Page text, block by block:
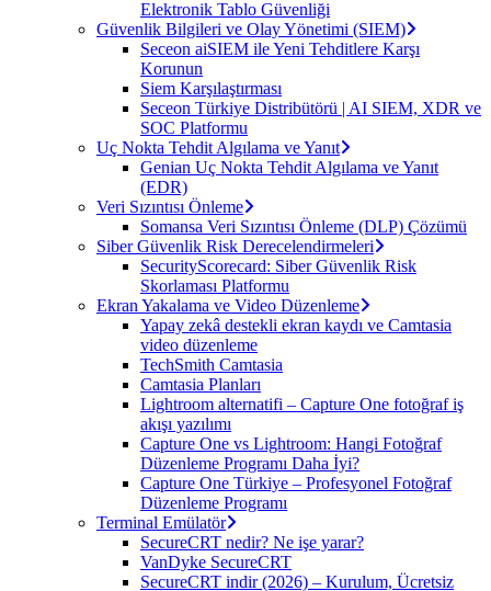
Elektronik Tablo Güvenliği
Güvenlik Bilgileri ve Olay Yönetimi (SIEM)
Seceon aiSIEM ile Yeni Tehditlere Karşı
Korunun
Siem Karşılaştırması
Seceon Türkiye Distribütörü | AI SIEM, XDR ve
SOC Platformu
Uç Nokta Tehdit Algılama ve Yanıt
Genian Uç Nokta Tehdit Algılama ve Yanıt
(EDR)
Veri Sızıntısı Önleme
Somansa Veri Sızıntısı Önleme (DLP) Çözümü
Siber Güvenlik Risk Derecelendirmeleri
SecurityScorecard: Siber Güvenlik Risk
Skorlaması Platformu
Ekran Yakalama ve Video Düzenleme
Yapay zekâ destekli ekran kaydı ve Camtasia
video düzenleme
TechSmith Camtasia
Camtasia Planları
Lightroom alternatifi – Capture One fotoğraf iş
akışı yazılımı
Capture One vs Lightroom: Hangi Fotoğraf
Düzenleme Programı Daha İyi?
Capture One Türkiye – Profesyonel Fotoğraf
Düzenleme Programı
Terminal Emülatör
SecureCRT nedir? Ne işe yarar?
VanDyke SecureCRT
SecureCRT indir (2026) – Kurulum, Ücretsiz